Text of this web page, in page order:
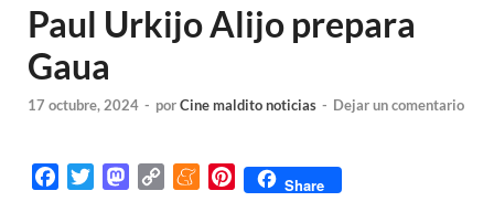
Paul Urkijo Alijo prepara
Gaua
17 octubre, 2024 - porCine maldito noticias - Dejar un comentario
M
M
P
Share